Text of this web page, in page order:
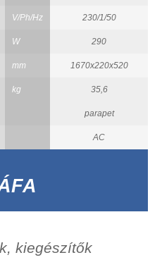
V/Ph/Hz 230/1/50
W 290
mm 1670x220x520
kg 35,6
parapet
AC
kiegészítők